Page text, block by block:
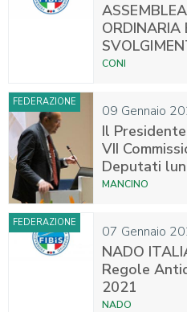
CONI
09 Gennaio
FEDERAZIONE
Il
VII
Deputati
MANCINO
07 Gennaio
FEDERAZIONE
NADO
Regole
2021
NADO